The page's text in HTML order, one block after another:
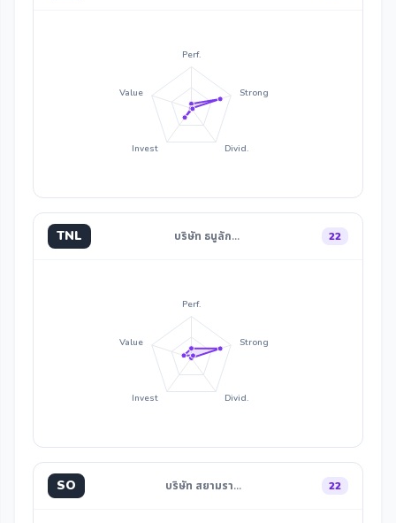
Perf.
Strong
Divid.
Invest
Value
TNL บริษัท ธนูลัก… 22
Perf.
Strong
Divid.
Invest
Value
SO บริษัท สยามรา… 22